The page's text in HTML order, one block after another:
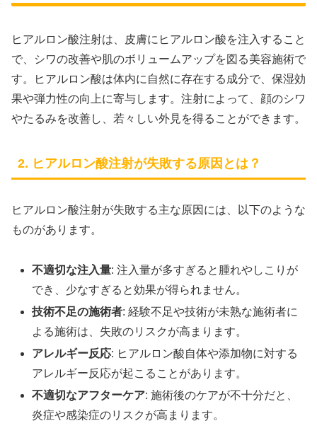
ヒアルロン酸注射は、皮膚にヒアルロン酸を注入すること
で、シワの改善や肌のボリュームアップを図る美容施術で
す。ヒアルロン酸は体内に自然に存在する成分で、保湿効
果や弾力性の向上に寄与します。注射によって、顔のシワ
やたるみを改善し、若々しい外見を得ることができます。
2. ヒアルロン酸注射が失敗する原因とは？
ヒアルロン酸注射が失敗する主な原因には、以下のような
ものがあります。
不適切な注入量: 注入量が多すぎると腫れやしこりが
でき、少なすぎると効果が得られません。
技術不足の施術者: 経験不足や技術が未熟な施術者に
よる施術は、失敗のリスクが高まります。
アレルギー反応: ヒアルロン酸自体や添加物に対する
アレルギー反応が起こることがあります。
不適切なアフターケア: 施術後のケアが不十分だと、
炎症や感染症のリスクが高まります。